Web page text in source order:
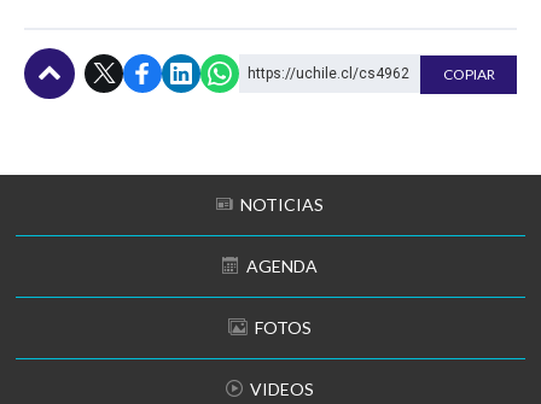
https://uchile.cl/cs4962 COPIAR
NOTICIAS
AGENDA
FOTOS
VIDEOS